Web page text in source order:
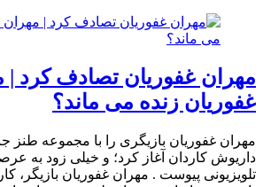
مهران غفوریان تصادف کرد |
غفوریان زنده می ماند؟
داریوش کاردان آغاز کرد؛ و خیلی زود به
تلویزیونی پیوست . مهران غفوریان بازیگر،